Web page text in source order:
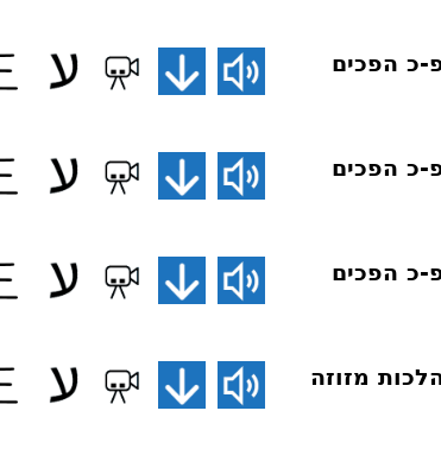
בארה”ב אייר תשפ”ג 004 פ-כ הפכים
בארה”ב אייר תשפ”ג 005 פ-כ הפכים
בארה”ב אייר תשפ”ג 006 פ-כ הפכים
בארה”ב אייר תשפ”ג 007 הלכות מזוזה